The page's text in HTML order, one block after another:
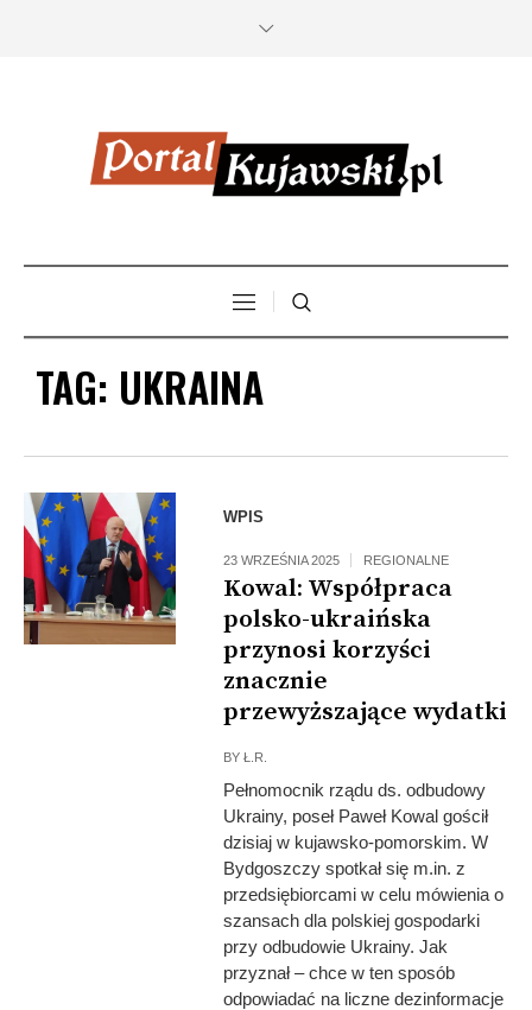
TAG: UKRAINA
WPIS
23 WRZEŚNIA 2025 REGIONALNE
Kowal: Współpraca
polsko-ukraińska
przynosi korzyści
znacznie
przewyższające wydatki
BYŁ.R.
Pełnomocnik rządu ds. odbudowy
Ukrainy, poseł Paweł Kowal gościł
dzisiaj w kujawsko-pomorskim. W
Bydgoszczy spotkał się m.in. z
przedsiębiorcami w celu mówienia o
szansach dla polskiej gospodarki
przy odbudowie Ukrainy. Jak
przyznał – chce w ten sposób
odpowiadać na liczne dezinformacje